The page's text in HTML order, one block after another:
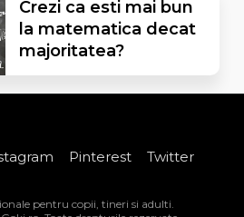
Crezi ca esti mai bun
la matematica decat
majoritatea?
Pinterest Twitter
pentru copii, tineri si adulti.